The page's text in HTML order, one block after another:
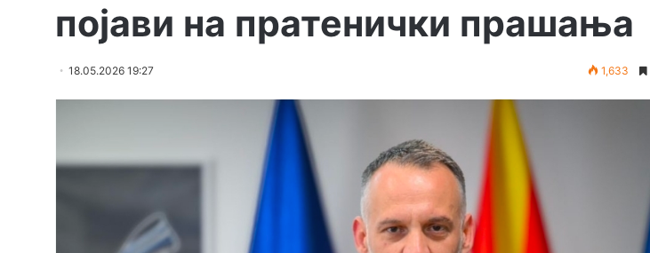
појави на пратенички прашања
18.05.2026 19:27 1,633